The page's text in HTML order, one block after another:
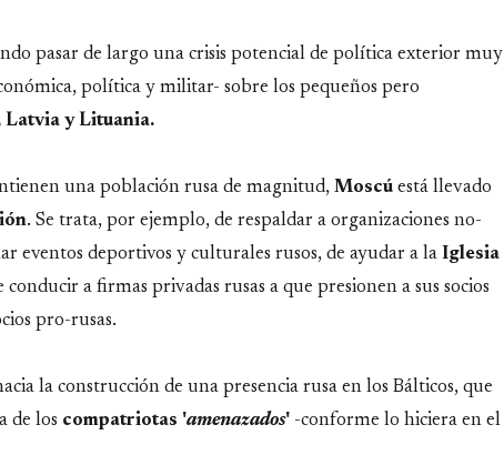
pasar de largo una crisis potencial de política exterior muy
política y militar- sobre los pequeños pero
Latvia y Lituania.
una población rusa de magnitud, Moscú está llevado
. Se trata, por ejemplo, de respaldar a organizaciones no-
eventos deportivos y culturales rusos, de ayudar a la Iglesia
conducir a firmas privadas rusas a que presionen a sus socios
pro-rusas.
la construcción de una presencia rusa en los Bálticos, que
de los compatriotas 'amenazados' -conforme lo hiciera en el